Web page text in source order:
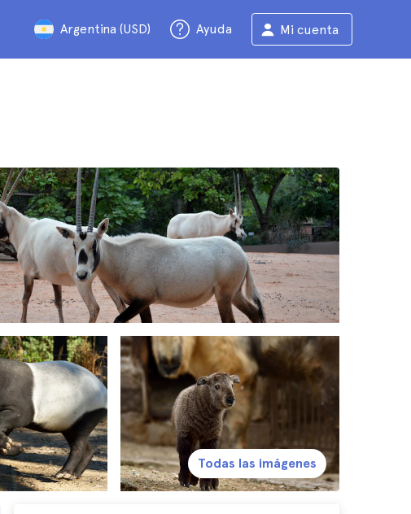
Argentina (USD) Ayuda Mi cuenta
Todas las imágenes